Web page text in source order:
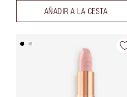
AÑADIR A LA CESTA